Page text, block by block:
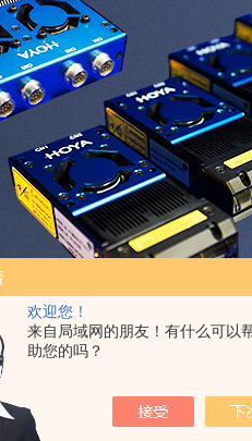
欢迎您！
来自局域网的朋友！有什么可以
助您的吗？